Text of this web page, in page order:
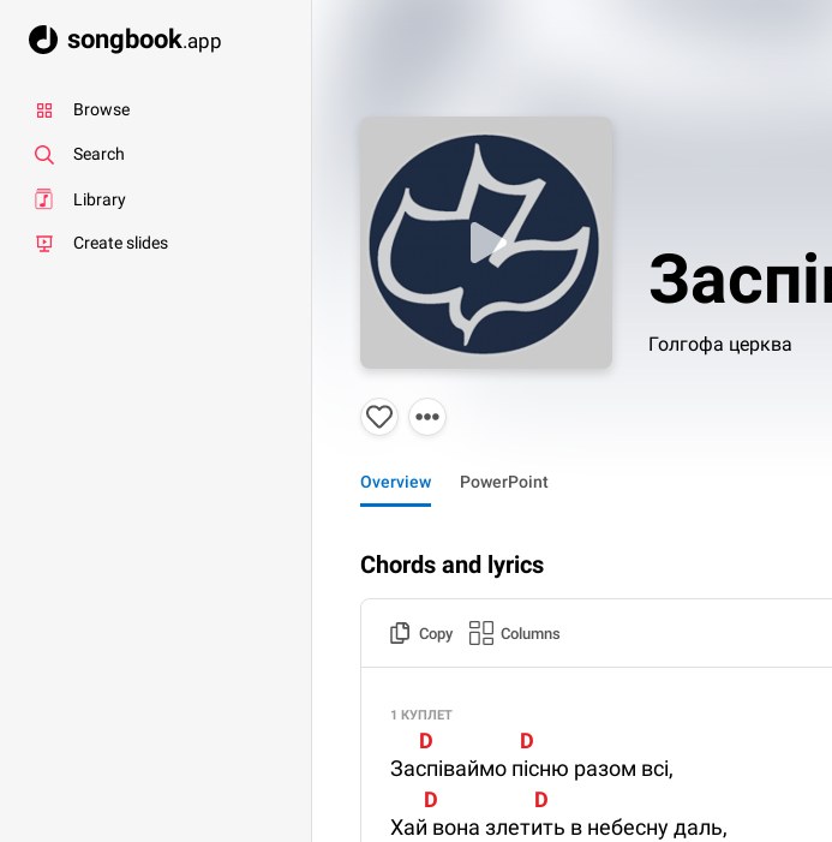
songbook.app
Browse
Search
Library
Create slides
Голгофа церква
Overview PowerPoint
Chords and lyrics
Copy Columns
1 КУПЛЕТ
      D                  D
Заспіваймо пісню разом всі,
       D                    D
Хай вона злетить в небесну даль,